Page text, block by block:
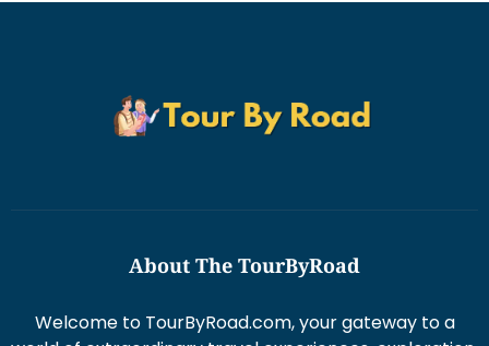
About The TourByRoad
Welcome to TourByRoad.com, your gateway to a